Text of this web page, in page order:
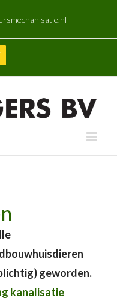
Twitter
geworden.
kanalisatie